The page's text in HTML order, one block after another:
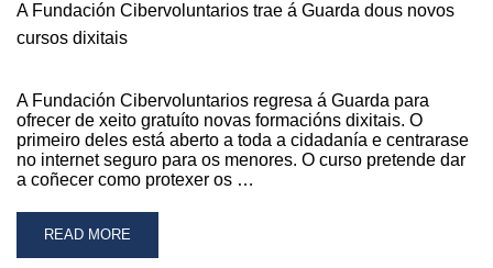
A Fundación Cibervoluntarios trae á Guarda dous novos
cursos dixitais
A Fundación Cibervoluntarios regresa á Guarda para
ofrecer de xeito gratuíto novas formacións dixitais. O
primeiro deles está aberto a toda a cidadanía e centrarase
no internet seguro para os menores. O curso pretende dar
a coñecer como protexer os …
READ
MORE
READ MORE